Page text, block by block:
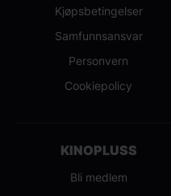
Kjøpsbetingelser
Samfunnsansvar
Personvern
Cookiepolicy
KINOPLUSS
Bli medlem